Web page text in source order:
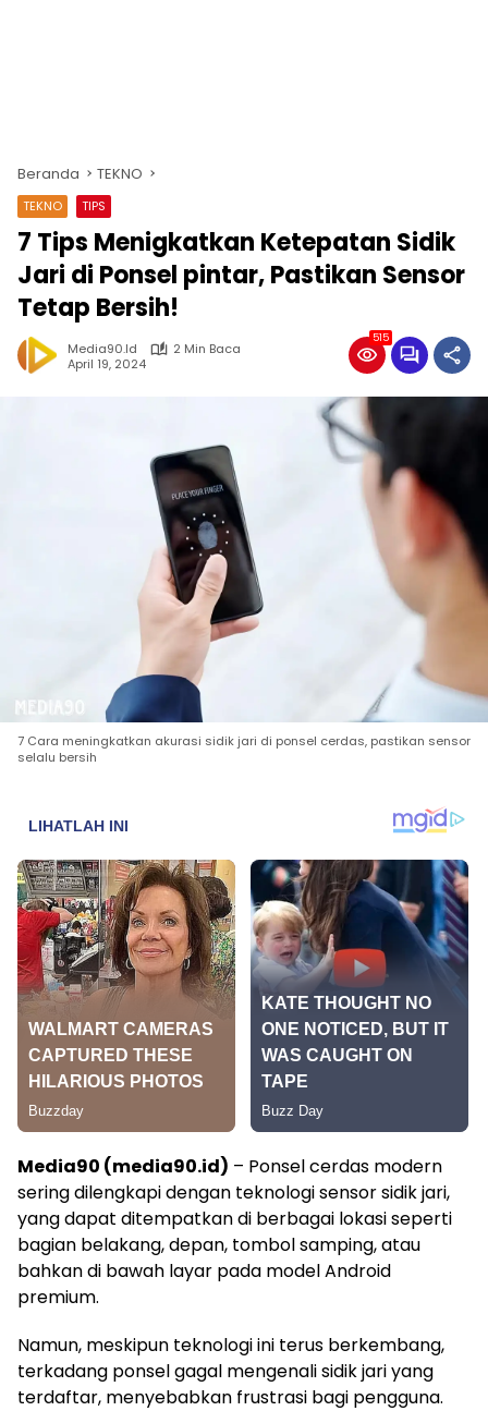
Beranda TEKNO
TEKNO TIPS
7 Tips Menigkatkan Ketepatan Sidik
Jari di Ponsel pintar, Pastikan Sensor
Tetap Bersih!
Media90.id
2 Min Baca
April 19, 2024
515
7 Cara meningkatkan akurasi sidik jari di ponsel cerdas, pastikan sensor
selalu bersih
Media90 (media90.id) – Ponsel cerdas modern
sering dilengkapi dengan teknologi sensor sidik jari,
yang dapat ditempatkan di berbagai lokasi seperti
bagian belakang, depan, tombol samping, atau
bahkan di bawah layar pada model Android
premium.
Namun, meskipun teknologi ini terus berkembang,
terkadang ponsel gagal mengenali sidik jari yang
terdaftar, menyebabkan frustrasi bagi pengguna.